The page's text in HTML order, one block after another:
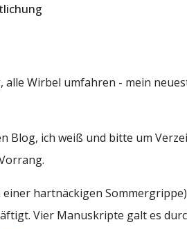
Wirbel umfahren - mein
Blog, ich weiß und bitte um
hartnäckigen
Vier Manuskripte galt es